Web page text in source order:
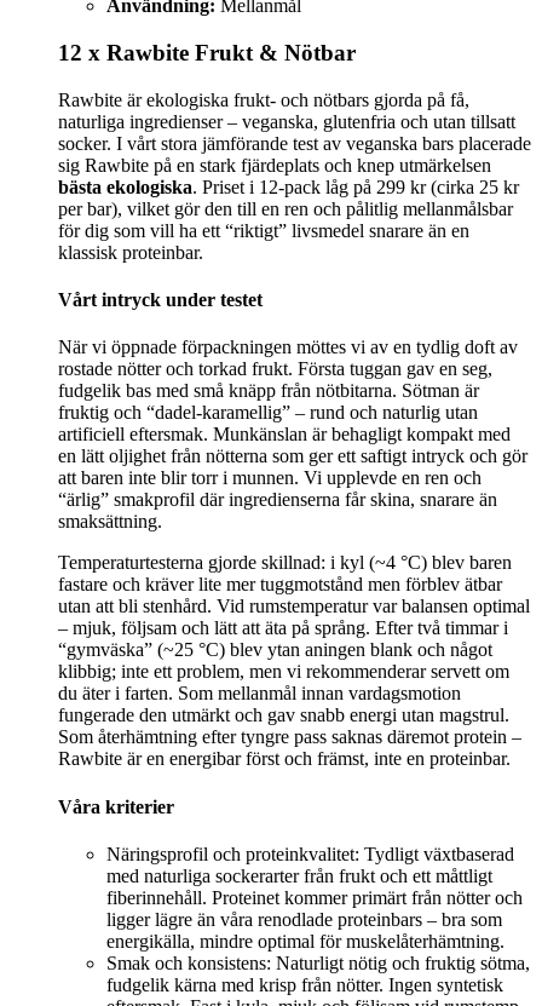
Användning: Mellanmål
12 x Rawbite Frukt & Nötbar
Rawbite är ekologiska frukt- och nötbars gjorda på få,
naturliga ingredienser – veganska, glutenfria och utan tillsatt
socker. I vårt stora jämförande test av veganska bars placerade
sig Rawbite på en stark fjärdeplats och knep utmärkelsen
bästa ekologiska. Priset i 12-pack låg på 299 kr (cirka 25 kr
per bar), vilket gör den till en ren och pålitlig mellanmålsbar
för dig som vill ha ett “riktigt” livsmedel snarare än en
klassisk proteinbar.
Vårt intryck under testet
När vi öppnade förpackningen möttes vi av en tydlig doft av
rostade nötter och torkad frukt. Första tuggan gav en seg,
fudgelik bas med små knäpp från nötbitarna. Sötman är
fruktig och “dadel-karamellig” – rund och naturlig utan
artificiell eftersmak. Munkänslan är behagligt kompakt med
en lätt oljighet från nötterna som ger ett saftigt intryck och gör
att baren inte blir torr i munnen. Vi upplevde en ren och
“ärlig” smakprofil där ingredienserna får skina, snarare än
smaksättning.
Temperaturtesterna gjorde skillnad: i kyl (~4 °C) blev baren
fastare och kräver lite mer tuggmotstånd men förblev ätbar
utan att bli stenhård. Vid rumstemperatur var balansen optimal
– mjuk, följsam och lätt att äta på språng. Efter två timmar i
“gymväska” (~25 °C) blev ytan aningen blank och något
klibbig; inte ett problem, men vi rekommenderar servett om
du äter i farten. Som mellanmål innan vardagsmotion
fungerade den utmärkt och gav snabb energi utan magstrul.
Som återhämtning efter tyngre pass saknas däremot protein –
Rawbite är en energibar först och främst, inte en proteinbar.
Våra kriterier
Näringsprofil och proteinkvalitet: Tydligt växtbaserad
med naturliga sockerarter från frukt och ett måttligt
fiberinnehåll. Proteinet kommer primärt från nötter och
ligger lägre än våra renodlade proteinbars – bra som
energikälla, mindre optimal för muskelåterhämtning.
Smak och konsistens: Naturligt nötig och fruktig sötma,
fudgelik kärna med krisp från nötter. Ingen syntetisk